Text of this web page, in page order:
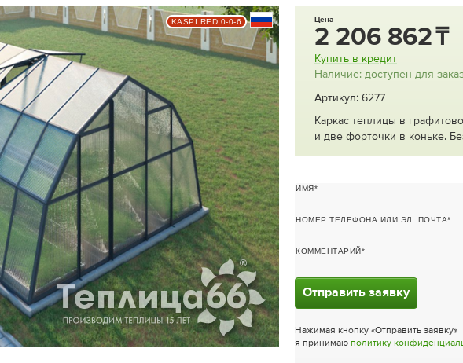
KASPI RED 0-0-6 Цена
2 206 862
Купить в кредит
Наличие: доступен для
Артикул: 6277
Каркас теплицы в
и две форточки в коньке.
ИМЯ
НОМЕР ТЕЛЕФОНА ИЛИ ЭЛ. ПОЧТА
КОММЕНТАРИЙ
Отправить заявку
Нажимая кнопку «Отправить заявку»
я принимаю политику